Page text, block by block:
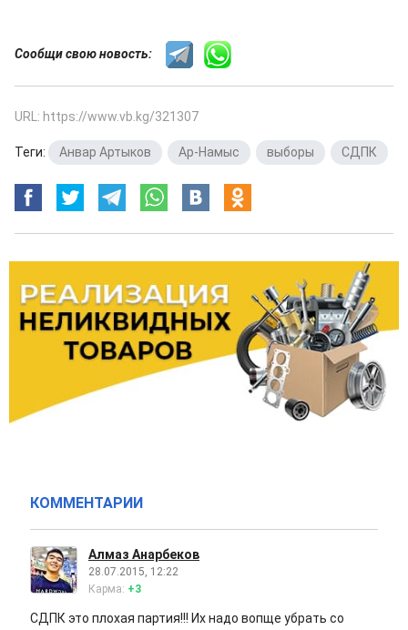
Сообщи свою новость:
URL: https://www.vb.kg/321307
Теги: Анвар Артыков Ар-Намыс выборы СДПК
КОММЕНТАРИИ
Алмаз Анарбеков
28.07.2015, 12:22
Карма: +3
СДПК это плохая партия!!! Их надо вопще убрать со